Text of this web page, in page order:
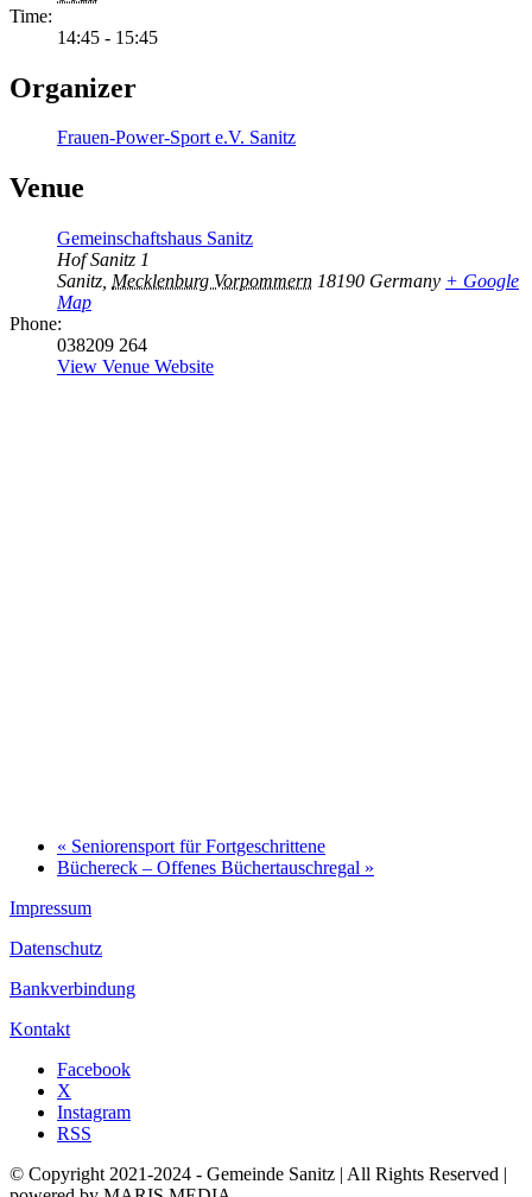
Time:
14:45 - 15:45
Organizer
Frauen-Power-Sport e.V. Sanitz
Venue
Gemeinschaftshaus Sanitz
Hof Sanitz 1
Sanitz Mecklenburg Vorpommern 18190 Germany + Google
Map
Phone:
038209 264
View Venue Website
« Seniorensport für Fortgeschrittene
Büchereck – Offenes Büchertauschregal »
Impressum
Datenschutz
Bankverbindung
Kontakt
Facebook
X
Instagram
RSS
© Copyright 2021-2024 - Gemeinde Sanitz | All Rights Reserved |